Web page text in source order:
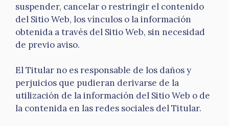
suspender, cancelar o restringir el contenido
del Sitio Web, los vínculos o la información
obtenida a través del Sitio Web, sin necesidad
de previo aviso.
El Titular no es responsable de los daños y
perjuicios que pudieran derivarse de la
utilización de la información del Sitio Web o de
la contenida en las redes sociales del Titular.